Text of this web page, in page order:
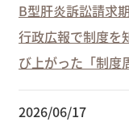
B型肝炎訴訟請求
行政広報で制度を
び上がった「制度
2026/06/17